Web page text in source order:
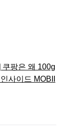
쿠팡은 왜 100g
사이드 MOBII